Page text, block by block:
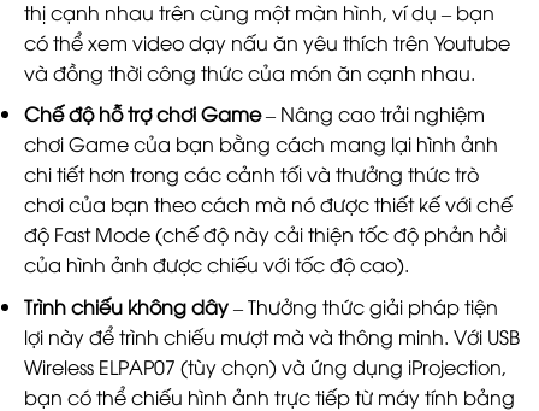
thị cạnh nhau trên cùng một màn hình, ví dụ – bạn
có thể xem video dạy nấu ăn yêu thích trên Youtube
và đồng thời công thức của món ăn cạnh nhau.
Chế độ hỗ trợ chơi Game– Nâng cao trải nghiệm
chơi Game của bạn bằng cách mang lại hình ảnh
chi tiết hơn trong các cảnh tối và thưởng thức trò
chơi của bạn theo cách mà nó được thiết kế với chế
độ Fast Mode (chế độ này cải thiện tốc độ phản hồi
của hình ảnh được chiếu với tốc độ cao).
Trình chiếu không dây– Thưởng thức giải pháp tiện
lợi này để trình chiếu mượt mà và thông minh. Với USB
Wireless ELPAP07 (tùy chọn) và ứng dụng iProjection,
bạn có thể chiếu hình ảnh trực tiếp từ máy tính bảng